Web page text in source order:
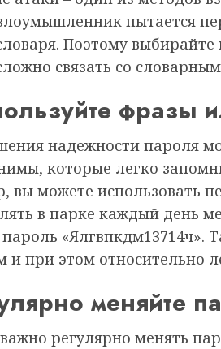
пытается
Поэтому
связать со
фразы
надежности пароля
которые легко
вы можете использовать
в парке каждый день
«Ялгвпкдм13714ч».
и при этом относительно
меняйте
регулярно менять